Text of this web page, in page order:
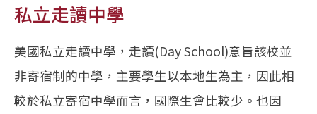
私立走讀中學
美國私立走讀中學，走讀(Day School)意旨該校並
非寄宿制的中學，主要學生以本地生為主，因此相
較於私立寄宿中學而言，國際生會比較少。也因